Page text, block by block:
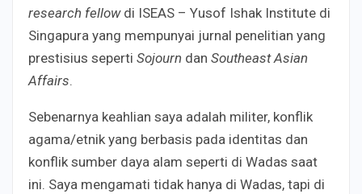
research fellow di ISEAS – Yusof Ishak Institute di
Singapura yang mempunyai jurnal penelitian yang
prestisius seperti Sojourn dan Southeast Asian
Affairs.
Sebenarnya keahlian saya adalah militer, konflik
agama/etnik yang berbasis pada identitas dan
konflik sumber daya alam seperti di Wadas saat
ini. Saya mengamati tidak hanya di Wadas, tapi di